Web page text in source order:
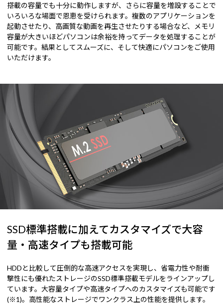
搭載の容量でも十分に動作しますが、さらに容量を増設することで
いろいろな場面で恩恵を受けられます。複数のアプリケーションを
起動させたり、高画質な動画を再生させたりする場合など、メモリ
容量が大きいほどパソコンは余裕を持ってデータを処理することが
可能です。結果としてスムーズに、そして快適にパソコンをご使用
いただけます。
SSD標準搭載に加えてカスタマイズで大容
量・高速タイプも搭載可能
HDDと比較して圧倒的な高速アクセスを実現し、省電力性や耐衝
撃性にも優れたストレージのSSD標準搭載モデルをラインアップし
ています。大容量タイプや高速タイプへのカスタマイズも可能です
(※1)。高性能なストレージでワンクラス上の性能を提供します。